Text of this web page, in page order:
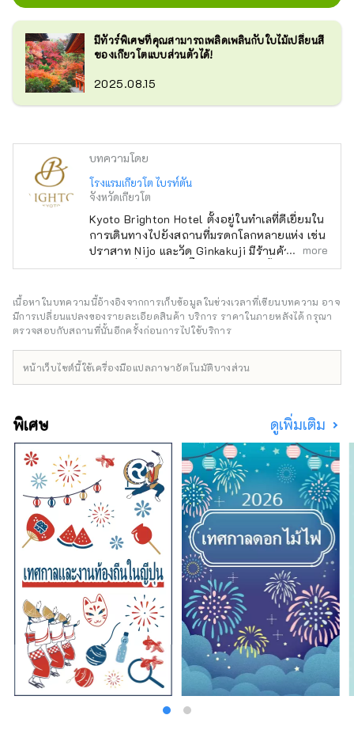
มีทัวร์พิเศษที่คุณสามารถเพลิดเพลินกับใบไม้เปลี่ยนสี
ของเกียวโตแบบส่วนตัวได้!
2025.08.15
บทความโดย
โรงแรมเกียวโต ไบรท์ตัน
จังหวัดเกียวโต
Kyoto Brighton Hotel ตั้งอยู่ในทำเลที่ดีเยี่ยมใน
การเดินทางไปยังสถานที่มรดกโลกหลายแห่ง เช่น
ปราสาท Nijo และวัด Ginkakuji มีร้านค้า
มากมายที่จำหน่ายซีอิ๊วและมิโซะแบบดั้งเดิมใน
ช้อปปิ้งได้ ใช้เวลาเดินประมาณ 5 นาทีไปยัง
พระราชวังอิมพีเรียลเกียวโต และยังแนะนำสำหรับ
การเดินเล่นและวิ่งในตอนเช้าอีกด้วย นอกจากนี้
อย่างดีก็พร้อมเสมอ และคุณสามารถปรึกษากับ
สี มีทัวร์พิเศษสำหรับการชมแบบส่วนตัว ห้องพัก
โดยเฉลี่ยอยู่ที่ 42 ตร.ม. ซึ่งมีพื้นที่กว้างขวาง
แม้ว่าคุณจะมีกระเป๋าเดินทางขนาดใหญ่ก็ตาม
และยังมีโซฟานั่งสบายสำหรับการพักผ่อนอีกด้วย
มีร้านอาหารมากมายในโรงแรม เช่น อาหาร
ตะวันตก เทปันยากิ เกียวโตไคเซกิ อาหารจีน และ
เลานจ์บาร์ ซึ่งเมนูเทปันยากิสไตล์เคาน์เตอร์ซึ่งมี
เนื้อวากิวย่างตรงหน้าคุณเป็นที่นิยม นี่คือโรงแรมที่
คุณสามารถจัดการทุกอย่างเกี่ยวกับเกียวโตได้
รวมถึงอาหารกูร์เมต์และประสบการณ์แบบเกียว
โตด้วย
more
เนื้อหาในบทความนี้อ้างอิงจากการเก็บข้อมูลในช่วงเวลาที่เขียนบทความ อาจ
มีการเปลี่ยนแปลงของรายละเอียดสินค้า บริการ ราคาในภายหลังได้ กรุณา
ตรวจสอบกับสถานที่นั้นอีกครั้งก่อนการไปใช้บริการ
หน้าเว็บไซต์นี้ใช้เครื่องมือแปลภาษาอัตโนมัติบางส่วน
พิเศษ ดูเพิ่มเติม